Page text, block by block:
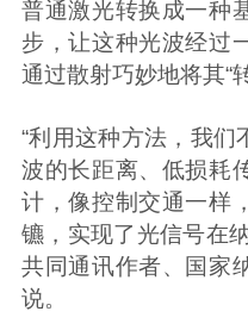
普通激光转换成一种
步，让这种光波经过
通过散射巧妙地将其“
“利用这种方法，我
波的长距离、低损耗
计，像控制交通一样
镳，实现了光信号在
共同通讯作者、国家
说。